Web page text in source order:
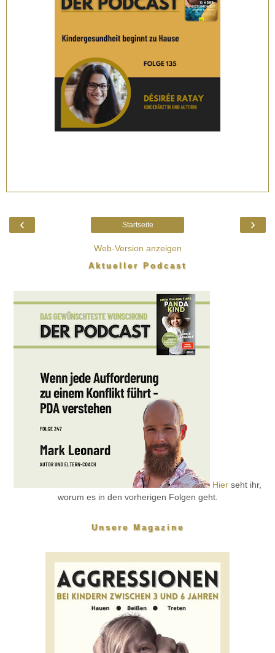
‹ ›
Startseite
Web-Version anzeigen
Aktueller Podcast
Hier seht ihr,
worum es in den vorherigen Folgen geht.
Unsere Magazine